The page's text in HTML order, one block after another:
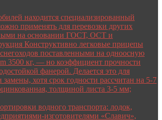
находится специализированный
применять для перевозки других
на основании ГОСТ, ОСТ и
Конструктивно легковые прицепы
поставленными на одноосную
3500 кг, — но коэффициент прочности
фанерой. Делается это для
хотя срок годности рассчитан на 5-7
толщиной листа 3-5 мм;
водного транспорта: лодок,
изготовителями «Славич»,